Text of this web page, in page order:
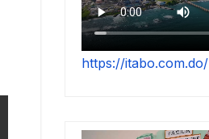
https://itabo.com.do/